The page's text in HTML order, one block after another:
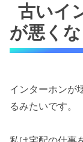
古いイ
が悪く
インターホンが
るみたいです。